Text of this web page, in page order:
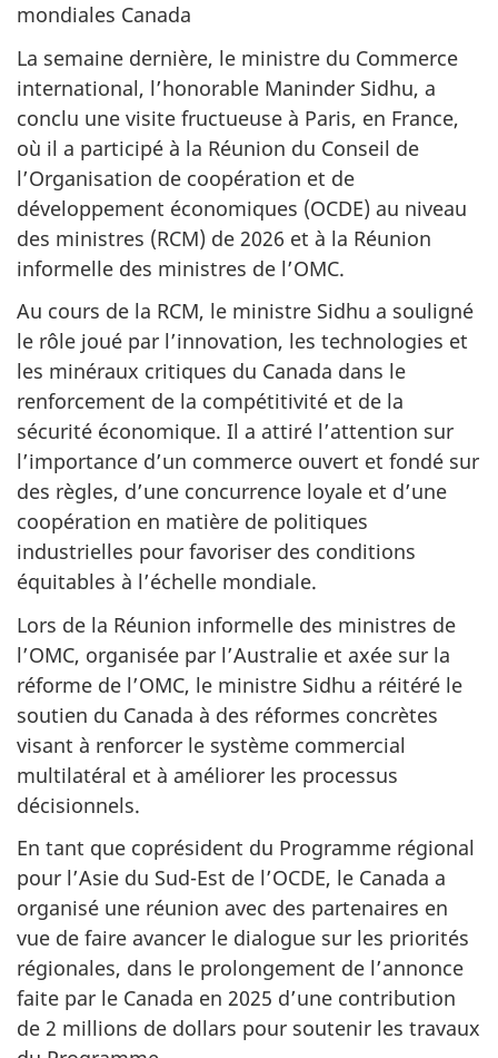
mondiales Canada
La semaine dernière, le ministre du Commerce
international, l’honorable Maninder Sidhu, a
conclu une visite fructueuse à Paris, en France,
où il a participé à la Réunion du Conseil de
l’Organisation de coopération et de
développement économiques (OCDE) au niveau
des ministres (RCM) de 2026 et à la Réunion
informelle des ministres de l’OMC.
Au cours de la RCM, le ministre Sidhu a souligné
le rôle joué par l’innovation, les technologies et
les minéraux critiques du Canada dans le
renforcement de la compétitivité et de la
sécurité économique. Il a attiré l’attention sur
l’importance d’un commerce ouvert et fondé sur
des règles, d’une concurrence loyale et d’une
coopération en matière de politiques
industrielles pour favoriser des conditions
équitables à l’échelle mondiale.
Lors de la Réunion informelle des ministres de
l’OMC, organisée par l’Australie et axée sur la
réforme de l’OMC, le ministre Sidhu a réitéré le
soutien du Canada à des réformes concrètes
visant à renforcer le système commercial
multilatéral et à améliorer les processus
décisionnels.
En tant que coprésident du Programme régional
pour l’Asie du Sud-Est de l’OCDE, le Canada a
organisé une réunion avec des partenaires en
vue de faire avancer le dialogue sur les priorités
régionales, dans le prolongement de l’annonce
faite par le Canada en 2025 d’une contribution
de 2 millions de dollars pour soutenir les travaux